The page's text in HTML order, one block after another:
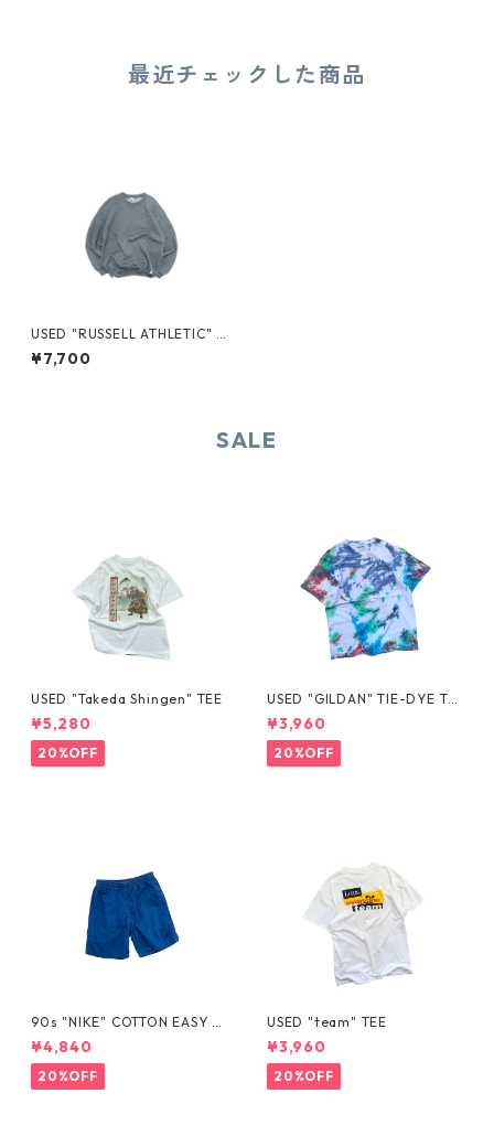
最近チェックした商品
USED "RUSSELL ATHLETIC" S
WEAT
¥7,700
SALE
USED "Takeda Shingen" TEE
¥5,280
20%OFF
USED "GILDAN" TIE-DYE TE
E
¥3,960
20%OFF
90s "NIKE" COTTON EASY S
HORTS
¥4,840
20%OFF
USED "team" TEE
¥3,960
20%OFF